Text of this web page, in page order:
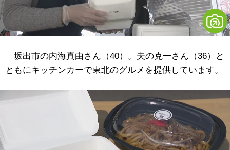
坂出市の内海真由さん（40）。夫の克一さん（36）と
ともにキッチンカーで東北のグルメを提供しています。